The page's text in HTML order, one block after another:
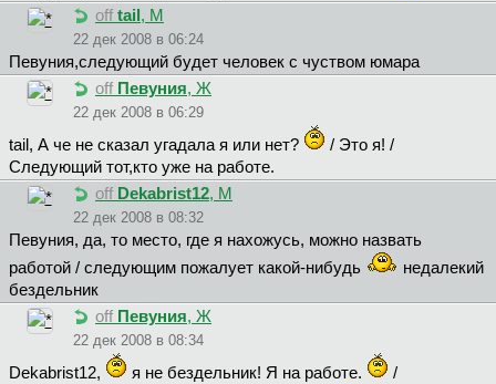
off tail , М
22 дек 2008 в 06:24
Пeвyния,следующий будет человек с чуством юмара
off Певуния, Ж
22 дек 2008 в 06:29
tail, А че не сказал угадала я или нет?
/ Это я! /
Следующий тот,кто уже на работе.
off Dekabrist12, М
22 дек 2008 в 08:32
Пeвyния, да, то место, где я нахожусь, можно назвать
работой / следующим пожалует какой-нибудь
недалекий
бездельник
off Певуния, Ж
22 дек 2008 в 08:34
Dekabrist12, я не бездельник! Я на работе.
/